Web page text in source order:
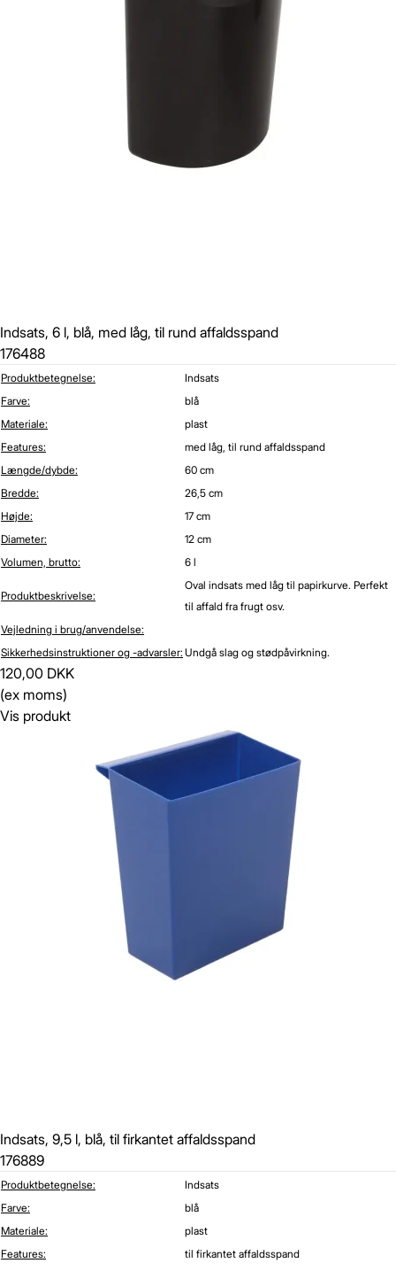
Indsats, 6 l, blå, med låg, til rund affaldsspand
176488
Produktbetegnelse:
Indsats
Farve:
blå
Materiale:
plast
Features:
med låg, til rund affaldsspand
Længde/dybde:
60 cm
Bredde:
26,5 cm
Højde:
17 cm
Diameter:
12 cm
Volumen, brutto:
6 l
Produktbeskrivelse:
Oval indsats med låg til papirkurve. Perfekt
til affald fra frugt osv.
Vejledning i brug/anvendelse:
Sikkerhedsinstruktioner og -advarsler: Undgå slag og stødpåvirkning.
120,00 DKK
(ex moms)
Vis produkt
Indsats, 9,5 l, blå, til firkantet affaldsspand
176889
Produktbetegnelse:
Indsats
Farve:
blå
Materiale:
plast
Features:
til firkantet affaldsspand